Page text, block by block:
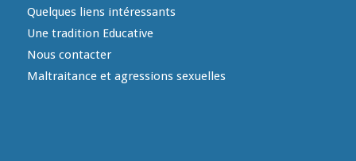
Quelques liens intéressants
Une tradition Educative
Nous contacter
Maltraitance et agressions sexuelles